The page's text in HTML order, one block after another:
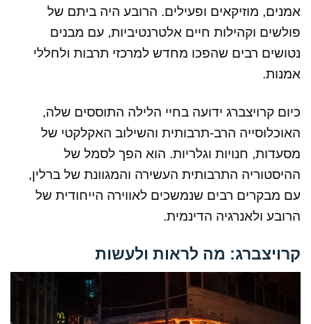
אמנים, מוזיקאים ופעילים. הרובע היה ביתם של
פולשים וקהילות חיים אלטרנטיביות, עם מבנים
נטושים רבים שהפכו מחדש למרכזי תרבות ולחללי
אמנות.
כיום קרויצברג ידועה בחיי הלילה התוססים שלה,
האוכלוסייה הרב-תרבותית והשילוב האקלקטי של
מסעדות, חנויות וגלריות. הוא הפך לסמל של
ההיסטוריה התרבותית העשירה והמגוונת של ברלין,
עם מבקרים רבים שנמשכים לאווירה הייחודית של
הרובע ולאנרגיה הדינמית.
קרויצברג: מה לראות ולעשות